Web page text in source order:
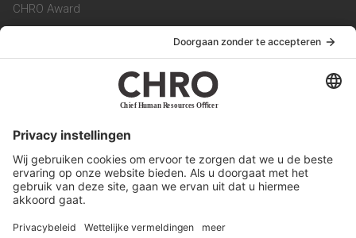
CHRO Award
CHRO Magazine
Service & Contact
Werken bij ons
Privacy Statement
Algemene Voorwaarden